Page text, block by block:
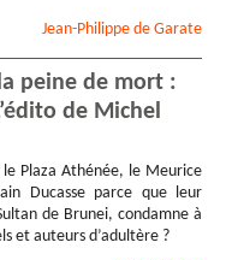
Jean-Philippe de Garate
peine de mort :
de Michel
le Plaza Athénée, le Meurice
Ducasse parce que leur
de Brunei, condamne à
et auteurs d’adultère ?